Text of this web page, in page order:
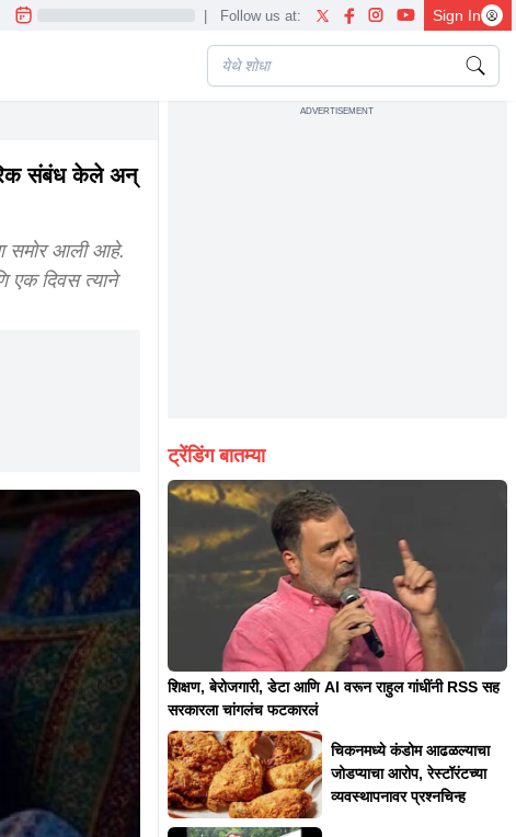
| Follow us at: Sign In
संबंध केले अन्
समोर आली आहे.
एक दिवस त्याने
ADVERTISEMENT
ट्रेंडिंग बातम्या
शिक्षण, बेरोजगारी, डेटा आणि AI वरून राहुल गांधींनी RSS सह
सरकारला चांगलंच फटकारलं
चिकनमध्ये कंडोम आढळल्याचा
जोडप्याचा आरोप, रेस्टॉरंटच्या
व्यवस्थापनावर प्रश्नचिन्ह